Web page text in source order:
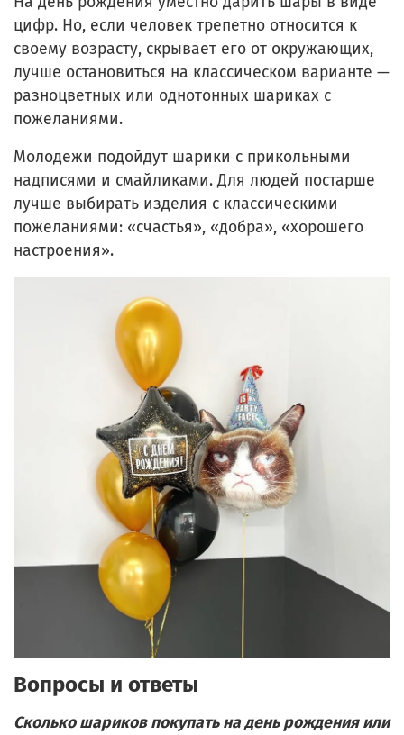
цифр. Но, если человек трепетно относится к
своему возрасту, скрывает его от окружающих,
лучше остановиться на классическом варианте —
разноцветных или однотонных шариках с
пожеланиями.
Молодежи подойдут шарики с прикольными
надписями и смайликами. Для людей постарше
лучше выбирать изделия с классическими
пожеланиями: «счастья», «добра», «хорошего
настроения».
Вопросы и ответы
Сколько шариков покупать на день рождения или